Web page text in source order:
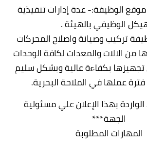
الوظيفة:- عدة إدارات تنفيذية
الوظيفي بالهيئة .
تركيب وصيانة واصلاح المحركات
من الالات والمعدات لكافة الوحدات
تجهيزها بكفاءة عالية وبشكل سليم
عملها في الملاحة البحرية.
بهذا الإعلان علي مسئولية
الجهة***
المهارات المطلوبة